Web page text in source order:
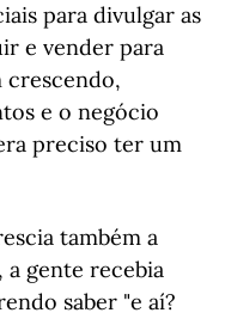
para divulgar as
e vender para
crescendo,
e o negócio
preciso ter um
também a
gente recebia
saber "e aí?